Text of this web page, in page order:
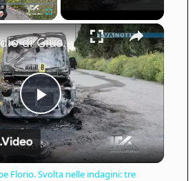
×
Play
Video
L'omicidio di Giuseppe Florio. Svolta nelle indagini: tre fermati
Florio. Svolta nelle indagini: tre